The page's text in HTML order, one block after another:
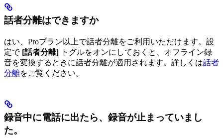
話者分離はできますか
はい、Proプラン以上で話者分離をご利用いただけます。設
定で [話者分離] トグルをオンにしておくと、オフライン録
音を変換するときに話者分離が適用されます。詳しくは話者
分離をご覧ください。
録音中に電話に出たら、録音が止まっていまし
た。